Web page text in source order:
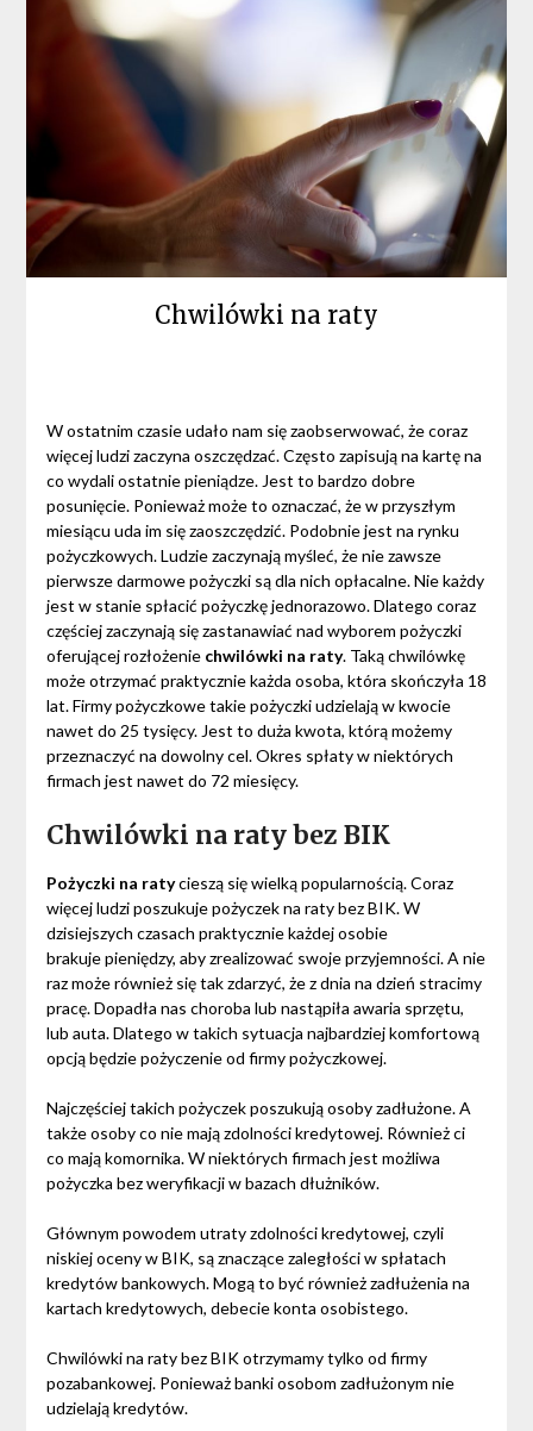
Chwilówki na raty
W ostatnim czasie udało nam się zaobserwować, że coraz
więcej ludzi zaczyna oszczędzać. Często zapisują na kartę na
co wydali ostatnie pieniądze. Jest to bardzo dobre
posunięcie. Ponieważ może to oznaczać, że w przyszłym
miesiącu uda im się zaoszczędzić. Podobnie jest na rynku
pożyczkowych. Ludzie zaczynają myśleć, że nie zawsze
pierwsze darmowe pożyczki są dla nich opłacalne. Nie każdy
jest w stanie spłacić pożyczkę jednorazowo. Dlatego coraz
częściej zaczynają się zastanawiać nad wyborem pożyczki
oferującej rozłożenie chwilówki na raty. Taką chwilówkę
może otrzymać praktycznie każda osoba, która skończyła 18
lat.Firmy pożyczkowe takie pożyczki udzielają w kwocie
nawet do 25 tysięcy. Jest to duża kwota, którą możemy
przeznaczyć na dowolny cel. Okres spłaty w niektórych
firmach jest nawet do 72 miesięcy.
Chwilówki na raty bez BIK
Pożyczki na ratycieszą się wielką popularnością. Coraz
więcej ludzi poszukuje pożyczek na raty bez BIK. W
dzisiejszych czasach praktycznie każdej osobie
brakuje pieniędzy, aby zrealizować swoje przyjemności. A nie
raz może również się tak zdarzyć, że z dnia na dzień stracimy
pracę. Dopadła nas choroba lub nastąpiła awaria sprzętu,
lub auta. Dlatego w takich sytuacja najbardziej komfortową
opcją będzie pożyczenie od firmy pożyczkowej.
Najczęściej takich pożyczek poszukują osoby zadłużone. A
także osoby co nie mają zdolności kredytowej. Również ci
co mają komornika. W niektórych firmach jest możliwa
pożyczka bez weryfikacji w bazach dłużników.
Głównym powodem utraty zdolności kredytowej, czyli
niskiej oceny w BIK, są znaczące zaległości w spłatach
kredytów bankowych. Mogą to być również zadłużenia na
kartach kredytowych, debecie konta osobistego.
Chwilówki na raty bez BIK otrzymamy tylko od firmy
pozabankowej. Ponieważ banki osobom zadłużonym nie
udzielają kredytów.